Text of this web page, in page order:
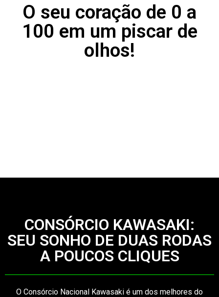
O seu coração de 0 a
100 em um piscar de
olhos!
CONSÓRCIO KAWASAKI:
SEU SONHO DE DUAS RODAS
A POUCOS CLIQUES
O Consórcio Nacional Kawasaki é um dos melhores do